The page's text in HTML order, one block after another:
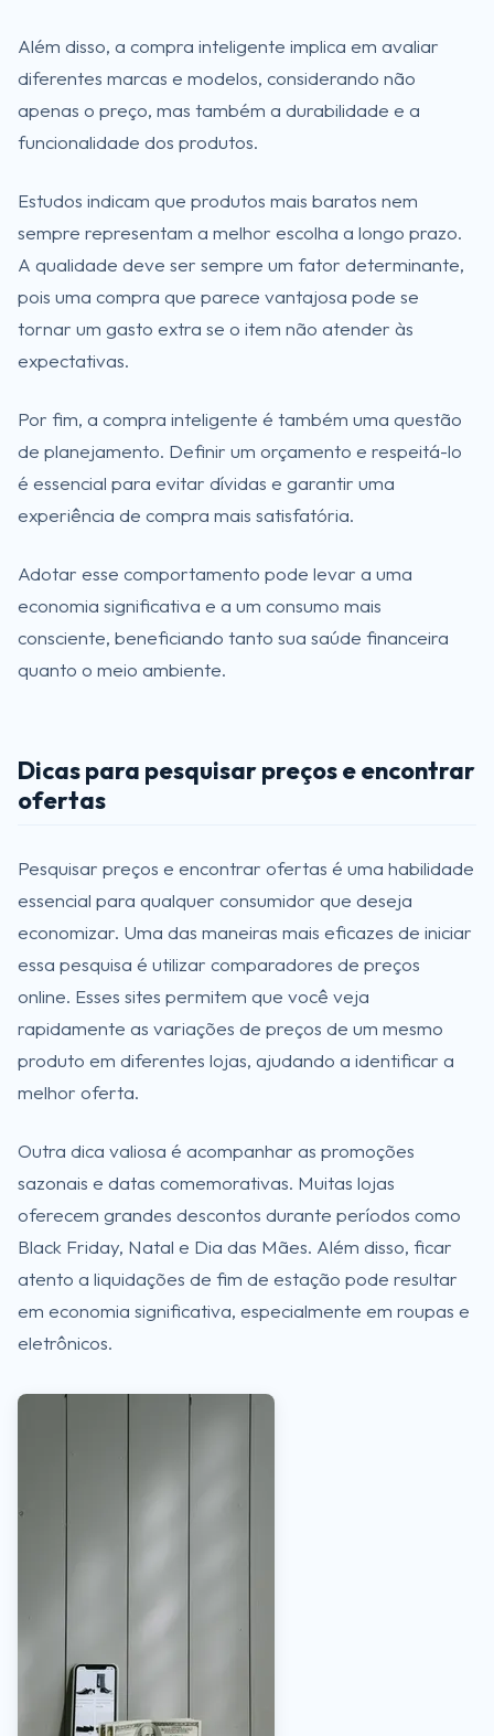
Além disso, a compra inteligente implica em avaliar
diferentes marcas e modelos, considerando não
apenas o preço, mas também a durabilidade e a
funcionalidade dos produtos.
Estudos indicam que produtos mais baratos nem
sempre representam a melhor escolha a longo prazo.
A qualidade deve ser sempre um fator determinante,
pois uma compra que parece vantajosa pode se
tornar um gasto extra se o item não atender às
expectativas.
Por fim, a compra inteligente é também uma questão
de planejamento. Definir um orçamento e respeitá-lo
é essencial para evitar dívidas e garantir uma
experiência de compra mais satisfatória.
Adotar esse comportamento pode levar a uma
economia significativa e a um consumo mais
consciente, beneficiando tanto sua saúde financeira
quanto o meio ambiente.
Dicas para pesquisar preços e encontrar
ofertas
Pesquisar preços e encontrar ofertas é uma habilidade
essencial para qualquer consumidor que deseja
economizar. Uma das maneiras mais eficazes de iniciar
essa pesquisa é utilizar comparadores de preços
online. Esses sites permitem que você veja
rapidamente as variações de preços de um mesmo
produto em diferentes lojas, ajudando a identificar a
melhor oferta.
Outra dica valiosa é acompanhar as promoções
sazonais e datas comemorativas. Muitas lojas
oferecem grandes descontos durante períodos como
Black Friday, Natal e Dia das Mães. Além disso, ficar
atento a liquidações de fim de estação pode resultar
em economia significativa, especialmente em roupas e
eletrônicos.